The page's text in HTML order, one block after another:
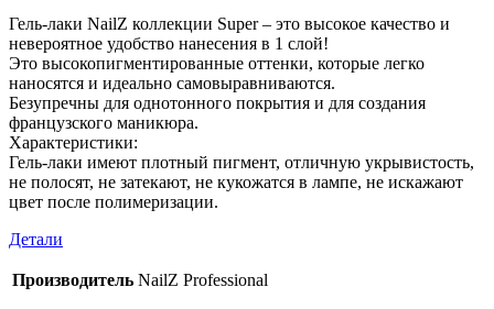
Гель-лаки NailZ коллекции Super – это высокое качество и
невероятное удобство нанесения в 1 слой!
Это высокопигментированные оттенки, которые легко
наносятся и идеально самовыравниваются.
Безупречны для однотонного покрытия и для создания
французского маникюра.
Характеристики:
Гель-лаки имеют плотный пигмент, отличную укрывистость,
не полосят, не затекают, не кукожатся в лампе, не искажают
цвет после полимеризации.
Детали
Производитель NailZ Professional